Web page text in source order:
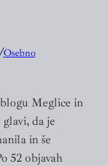
Osebno
Meglice in
da je
in še
52 objavah